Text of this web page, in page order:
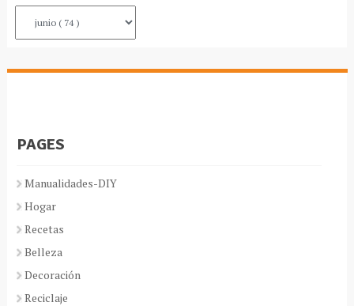
PAGES
Manualidades-DIY
Hogar
Recetas
Belleza
Decoración
Reciclaje